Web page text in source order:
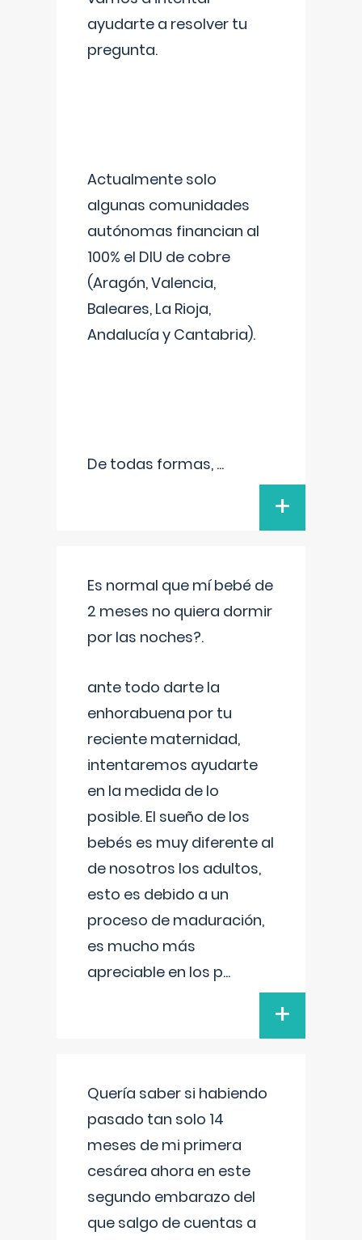
ayudarte a resolver tu
pregunta.
Actualmente solo
algunas comunidades
autónomas financian al
100% el DIU de cobre
(Aragón, Valencia,
Baleares, La Rioja,
Andalucía y Cantabria).
De todas formas, ...
+
Es normal que mí bebé de
2 meses no quiera dormir
por las noches?.
ante todo darte la
enhorabuena por tu
reciente maternidad,
intentaremos ayudarte
en la medida de lo
posible. El sueño de los
bebés es muy diferente al
de nosotros los adultos,
esto es debido a un
proceso de maduración,
es mucho más
apreciable en los p...
+
Quería saber si habiendo
pasado tan solo 14
meses de mi primera
cesárea ahora en este
segundo embarazo del
que salgo de cuentas a